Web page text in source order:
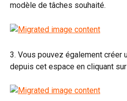
modèle de tâches souhaité.
3. Vous pouvez également créer
depuis cet espace en cliquant